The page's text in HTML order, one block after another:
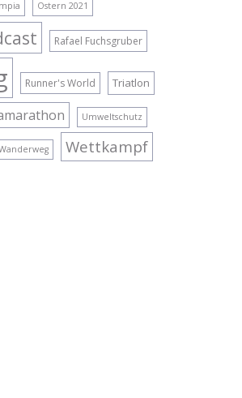
Ostern 2021
Rafael Fuchsgruber
Runner's World Triatlon
Umweltschutz
Wettkampf